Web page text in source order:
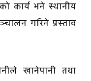
कार्य भने स्थानीय
गरिने प्रस्ताव
खानेपानी तथा